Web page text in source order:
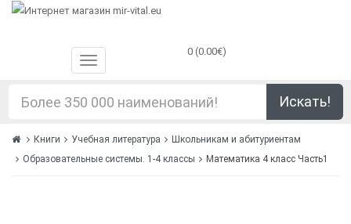
0 (0.00€)
Искать!
Книги Учебная литература
Школьникам и абитуриентам
Образовательные системы. 1-4 классы
Математика 4 класс Часть1